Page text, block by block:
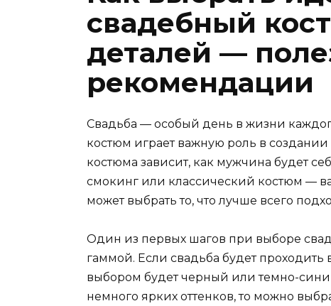
свадебный
деталей —
рекомендации
Свадьба — особый день в жизни
костюм играет важную роль в
костюма зависит, как мужчина будет
смокинг или классический костюм —
может выбрать то, что лучше всего
Один из первых шагов при выборе
гаммой. Если свадьба будет
выбором будет черный или темно-
немного ярких оттенков, то можно